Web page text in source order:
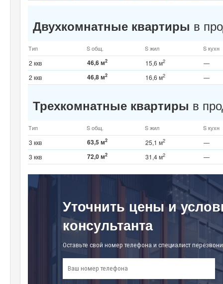
Двухкомнатные квартиры в
Тип S общ. S жил S кухн
2 ккв 46,6 м2 15,6 м2
—
2 ккв
46,8 м2 16,6 м2 —
Трехкомнатные квартиры в
Тип S общ. S жил S кухн
3 ккв 63,5 м2 25,1 м2
—
3 ккв
72,0 м2 31,4 м2 —
Уточнить цены и
консультанта
Оставьте свой номер телефона и специалист